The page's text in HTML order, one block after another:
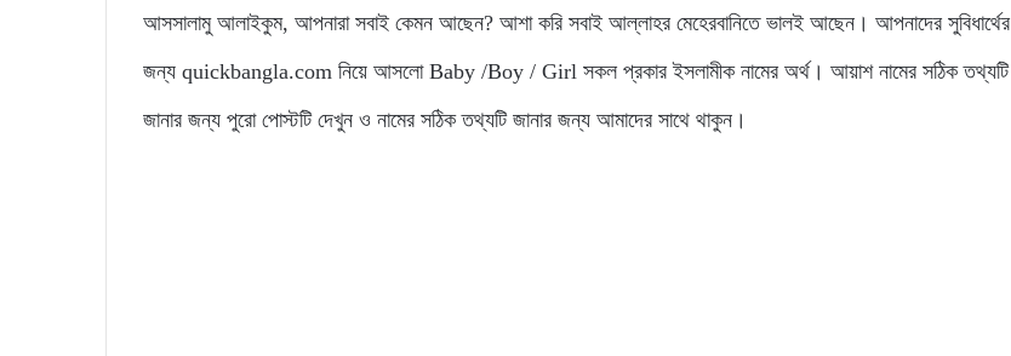
আসসালামু আলাইকুম, আপনারা সবাই কেমন আছেন? আশা করি সবাই আল্লাহর মেহেরবানিতে ভালই আছেন। আপনাদের সুবিধার্থের
জন্য quickbangla.com নিয়ে আসলো Baby /Boy / Girl সকল প্রকার ইসলামীক নামের অর্থ। আয়াশ নামের সঠিক তথ্যটি
জানার জন্য পুরো পোস্টটি দেখুন ও নামের সঠিক তথ্যটি জানার জন্য আমাদের সাথে থাকুন।